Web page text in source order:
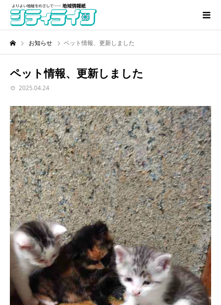
お知らせ ペット情報、更新しました
ペット情報、更新しました
2025.04.24